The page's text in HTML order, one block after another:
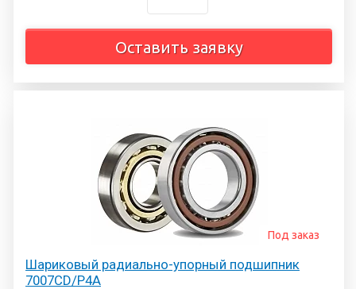
Оставить заявку
Шариковый радиально-упорный подшипник
7007CD/P4A
Под заказ